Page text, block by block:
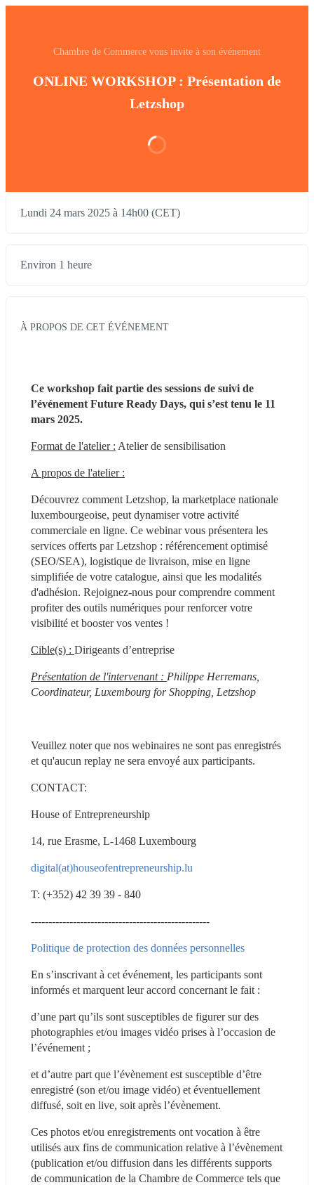
Chambre de Commerce vous invite à son événement
ONLINE WORKSHOP : Présentation de
Letzshop
Lundi 24 mars 2025 à 14h00 (CET)
Environ 1 heure
À PROPOS DE CET ÉVÉNEMENT
Ce workshop fait partie des sessions de suivi de
l’événement Future Ready Days, qui s’est tenu le 11
mars 2025.
Format de l'atelier : Atelier de sensibilisation
A propos de l'atelier :
Découvrez comment Letzshop, la marketplace nationale
luxembourgeoise, peut dynamiser votre activité
commerciale en ligne. Ce webinar vous présentera les
services offerts par Letzshop : référencement optimisé
(SEO/SEA), logistique de livraison, mise en ligne
simplifiée de votre catalogue, ainsi que les modalités
d'adhésion. Rejoignez-nous pour comprendre comment
profiter des outils numériques pour renforcer votre
visibilité et booster vos ventes !
Cible(s) : Dirigeants d’entreprise
Présentation de l'intervenant : Philippe Herremans,
Coordinateur, Luxembourg for Shopping, Letzshop
Veuillez noter que nos webinaires ne sont pas enregistrés
et qu'aucun replay ne sera envoyé aux participants.
CONTACT:
House of Entrepreneurship
14, rue Erasme, L-1468 Luxembourg
digital(at)houseofentrepreneurship.lu
T: (+352) 42 39 39 - 840
---------------------------------------------------
Politique de protection des données personnelles
En s’inscrivant à cet événement, les participants sont
informés et marquent leur accord concernant le fait :
d’une part qu’ils sont susceptibles de figurer sur des
photographies et/ou images vidéo prises à l’occasion de
l’événement ;
et d’autre part que l’évènement est susceptible d’être
enregistré (son et/ou image vidéo) et éventuellement
diffusé, soit en live, soit après l’évènement.
Ces photos et/ou enregistrements ont vocation à être
utilisés aux fins de communication relative à l’évènement
(publication et/ou diffusion dans les différents supports
de communication de la Chambre de Commerce tels que